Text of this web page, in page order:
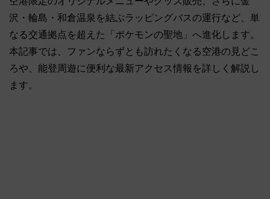
沢・輪島・和倉温泉を結ぶラッピングバスの運行など、単
なる交通拠点を超えた「ポケモンの聖地」へ進化します。
本記事では、ファンならずとも訪れたくなる空港の見どこ
ろや、能登周遊に便利な最新アクセス情報を詳しく解説し
ます。